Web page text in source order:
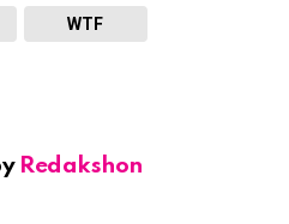
WTF
Redakshon